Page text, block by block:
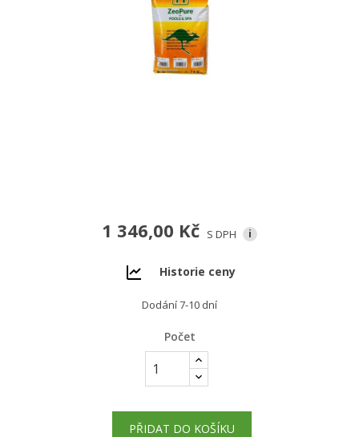
1 346,00 Kč S DPH i
Historie ceny
Dodání 7-10 dní
Počet
PŘIDAT DO KOŠÍKU